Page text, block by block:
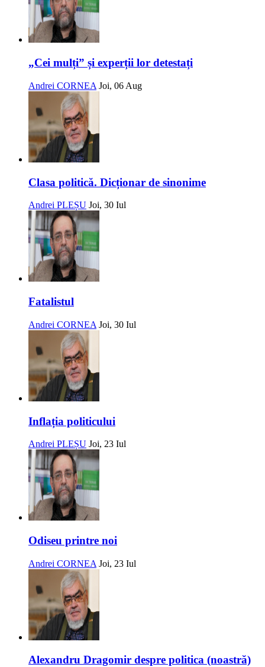
„Cei mulți” și experții lor detestați
Andrei CORNEA Joi, 06 Aug
Clasa politică. Dicționar de sinonime
Andrei PLEȘU Joi, 30 Iul
Fatalistul
Andrei CORNEA Joi, 30 Iul
Inflația politicului
Andrei PLEȘU Joi, 23 Iul
Odiseu printre noi
Andrei CORNEA Joi, 23 Iul
Alexandru Dragomir despre politica (noastră)